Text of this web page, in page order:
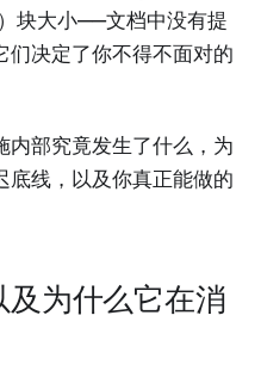
块大小——文档中没有提
们决定了你不得不面对的
内部究竟发生了什么，为
底线，以及你真正能做的
及为什么它在消